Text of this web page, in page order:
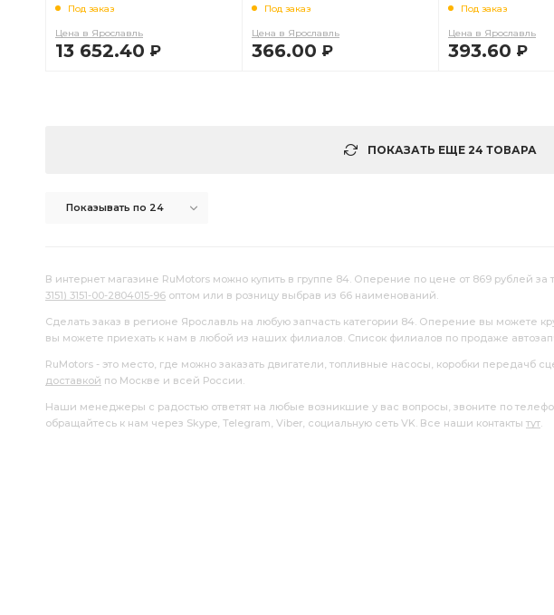
Под заказ
Цена в Ярославль
13 652.40 Р
Под заказ
Цена в Ярославль
366.00 Р
Под заказ
Цена в Ярославль
393.60 Р
ПОКАЗАТЬ ЕЩЕ 24 ТОВАРА
Показывать по 24
В интернет магазине RuMotors можно купить в группе 84. Оперение по цене от 869 рублей за
3151) 3151-00-2804015-96 оптом или в розницу выбрав из 66 наименований.
Сделать заказ в регионе Ярославль на любую запчасть категории 84. Оперение вы можете
вы можете приехать к нам в любой из наших филиалов. Список филиалов по продаже
RuMotors - это место, где можно заказать двигатели, топливные насосы, коробки передачб
доставкой по Москве и всей России.
Наши менеджеры с радостью ответят на любые возникшие у вас вопросы, звоните по
обращайтесь к нам через Skype, Telegram, Viber, социальную сеть VK. Все наши контакты тут.